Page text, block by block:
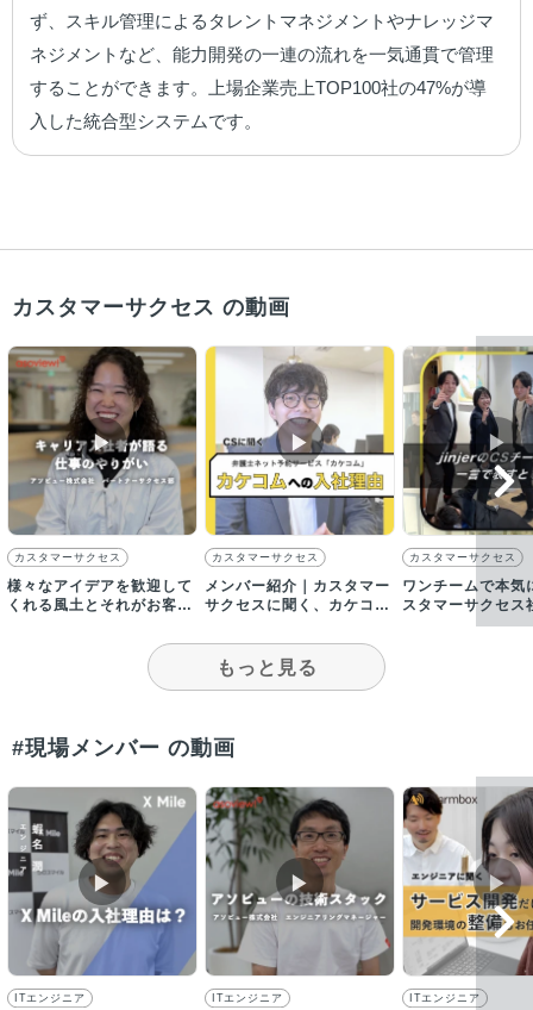
ず、スキル管理によるタレントマネジメントやナレッジマ
ネジメントなど、能力開発の一連の流れを一気通貫で管理
することができます。上場企業売上TOP100社の47%が導
入した統合型システムです。
カスタマーサクセス の動画
▶︎
カスタマーサクセス
様々なアイデアを歓迎して
くれる風土とそれがお客様
▶︎
カスタマーサクセス
メンバー紹介｜カスタマー
サクセスに聞く、カケコム
▶︎
カスタマーサクセス
ワンチームで本気
スタマーサクセス
署を一言で表す！
もっと見る
#現場メンバー の動画
▶︎
ITエンジニア
▶︎
ITエンジニア
▶︎
ITエンジニア